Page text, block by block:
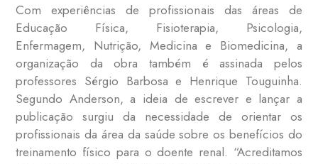
Com experiências de profissionais das áreas de
Educação Física, Fisioterapia, Psicologia,
Enfermagem, Nutrição, Medicina e Biomedicina, a
organização da obra também é assinada pelos
professores Sérgio Barbosa e Henrique Touguinha.
Segundo Anderson, a ideia de escrever e lançar a
publicação surgiu da necessidade de orientar os
profissionais da área da saúde sobre os benefícios do
treinamento físico para o doente renal. “Acreditamos